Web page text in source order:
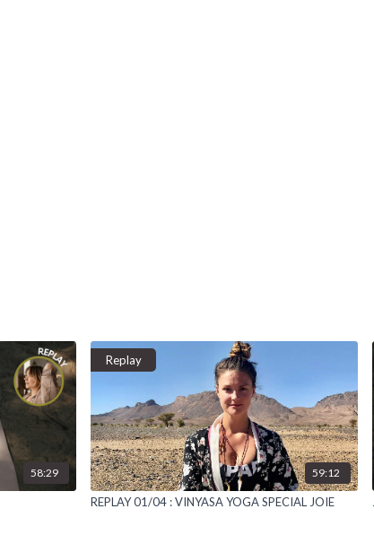
58:29
Replay
59:12
REPLAY 01/04 : VINYASA YOGA SPECIAL JOIE